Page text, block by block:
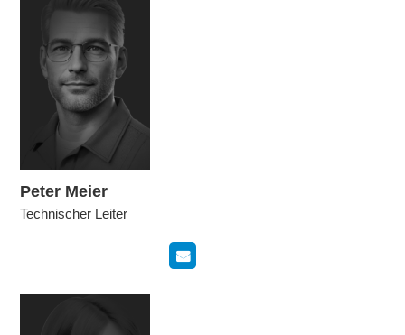
Peter Meier
Technischer Leiter